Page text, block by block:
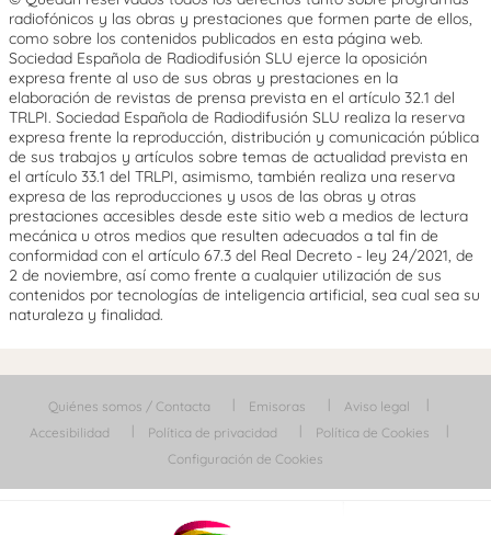
radiofónicos y las obras y prestaciones que formen parte de ellos,
como sobre los contenidos publicados en esta página web.
Sociedad Española de Radiodifusión SLU ejerce la oposición
expresa frente al uso de sus obras y prestaciones en la
elaboración de revistas de prensa prevista en el artículo 32.1 del
TRLPI. Sociedad Española de Radiodifusión SLU realiza la reserva
expresa frente la reproducción, distribución y comunicación pública
de sus trabajos y artículos sobre temas de actualidad prevista en
el artículo 33.1 del TRLPI, asimismo, también realiza una reserva
expresa de las reproducciones y usos de las obras y otras
prestaciones accesibles desde este sitio web a medios de lectura
mecánica u otros medios que resulten adecuados a tal fin de
conformidad con el artículo 67.3 del Real Decreto - ley 24/2021, de
2 de noviembre, así como frente a cualquier utilización de sus
contenidos por tecnologías de inteligencia artificial, sea cual sea su
naturaleza y finalidad.
Quiénes somos / Contacta Emisoras
Aviso legal
Accesibilidad
Política de privacidad
Política de Cookies
Configuración de Cookies